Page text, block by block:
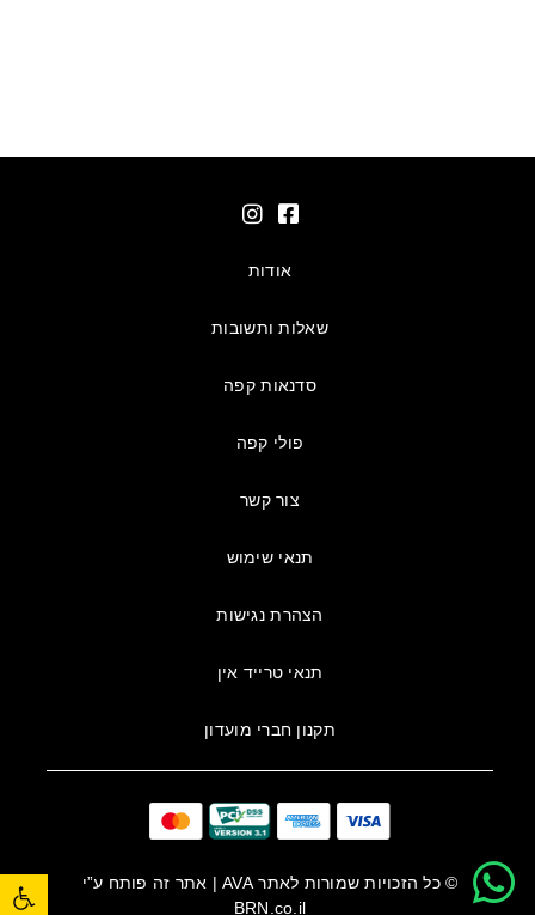
פתח סרגל נגישות
אודות
שאלות ותשובות
סדנאות קפה
פולי קפה
צור קשר
תנאי שימוש
הצהרת נגישות
תנאי טרייד אין
תקנון חברי מועדון
© כל הזכויות שמורות לאתרAVA| אתר זה פותח ע”י
BRN.co.il